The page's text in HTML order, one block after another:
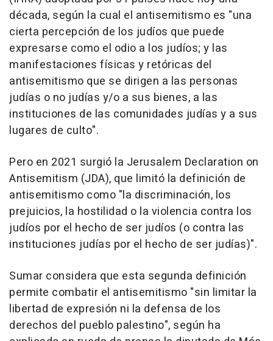
década, según la cual el antisemitismo es "una
cierta percepción de los judíos que puede
expresarse como el odio a los judíos; y las
manifestaciones físicas y retóricas del
antisemitismo que se dirigen a las personas
judías o no judías y/o a sus bienes, a las
instituciones de las comunidades judías y a sus
lugares de culto".
Pero en 2021 surgió la Jerusalem Declaration on
Antisemitism (JDA), que limitó la definición de
antisemitismo como "la discriminación, los
prejuicios, la hostilidad o la violencia contra los
judíos por el hecho de ser judíos (o contra las
instituciones judías por el hecho de ser judías)".
Sumar considera que esta segunda definición
permite combatir el antisemitismo "sin limitar la
libertad de expresión ni la defensa de los
derechos del pueblo palestino", según ha